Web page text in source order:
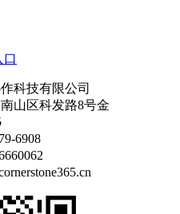
口
科技有限公司
山区科发路8号金
6908